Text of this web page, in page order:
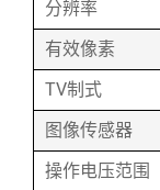
分辨率
有效像素
TV制式
图像传感器
操作电压范围